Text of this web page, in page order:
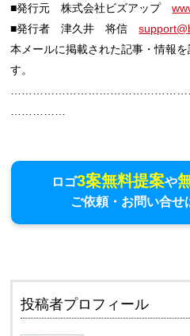
■発行元 株式会社ビズアップ
■発行者 津久井 将信
本メールに掲載された記事・情報
す。
ロゴ3案無料提案や
ご依頼・お問い合せ
投稿者プロフィール